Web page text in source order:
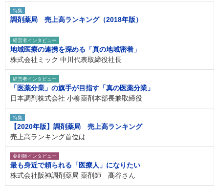
特集
調剤薬局 売上高ランキング（2018年版）
経営者インタビュー
地域医療の連携を深める「真の地域密着」
株式会社ミック 中川代表取締役社長
経営者インタビュー
「医薬分業」の旗手が目指す「真の医薬分業」
日本調剤株式会社 小柳薬剤本部長兼取締役
特集
【2020年版】調剤薬局 売上高ランキング
売上高ランキング首位は
薬剤師インタビュー
最も身近で頼られる「医療人」になりたい
株式会社阪神調剤薬局 薬剤師 髙谷さん